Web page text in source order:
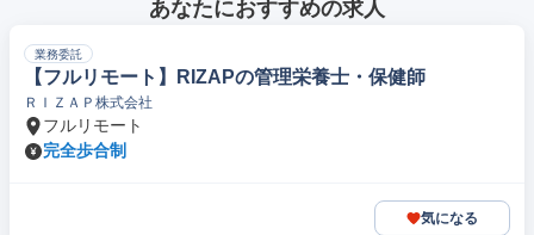
あなたにおすすめの求人
業務委託
【フルリモート】RIZAPの管理栄養士・保健師
ＲＩＺＡＰ株式会社
フルリモート
完全歩合制
気になる